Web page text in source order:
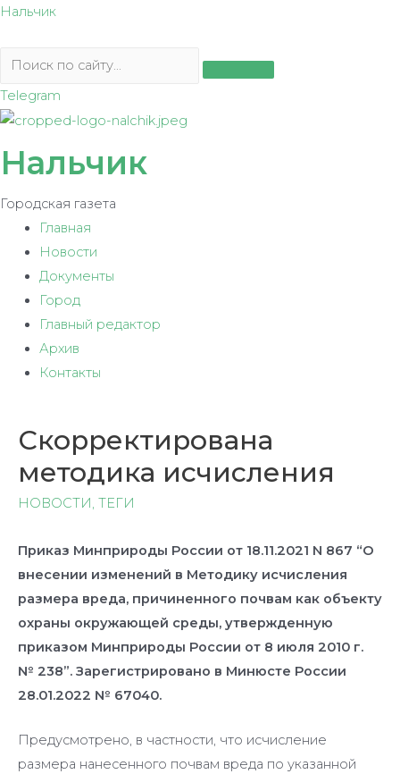
Перейти
содержимому
Нальчик
Telegram
Нальчик
Городская газета
Главная
Новости
Документы
Город
Главный редактор
Архив
Контакты
Скорректирована
методика исчисления
НОВОСТИ, ТЕГИ
Приказ Минприроды России от 18.11.2021 N 867 “О
внесении изменений в Методику исчисления
размера вреда, причиненного почвам как объекту
охраны окружающей среды, утвержденную
приказом Минприроды России от 8 июля 2010 г.
№ 238”. Зарегистрировано в Минюсте России
28.01.2022 № 67040.
Предусмотрено, в частности, что исчисление
размера нанесенного почвам вреда по указанной